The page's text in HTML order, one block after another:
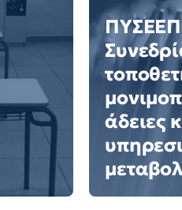
ΠΥΣΕΕΠ
άδειες